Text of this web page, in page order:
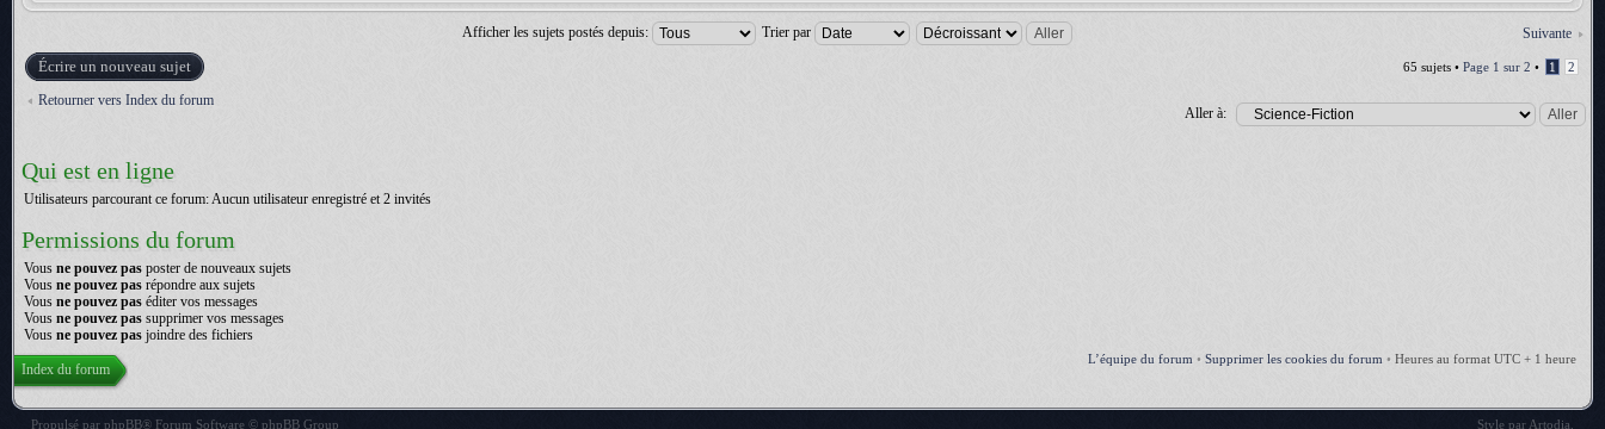
Suivante
Afficher les sujets postés depuis: Trier par
Écrire un nouveau sujet 65 sujets • Page 1 sur 2 • 1 2
Retourner vers Index du forum
Aller à:
Qui est en ligne
Utilisateurs parcourant ce forum: Aucun utilisateur enregistré et 2 invités
Permissions du forum
Vous ne pouvez pas poster de nouveaux sujets
Vous ne pouvez pas répondre aux sujets
Vous ne pouvez pas éditer vos messages
Vous ne pouvez pas supprimer vos messages
Vous ne pouvez pas joindre des fichiers
L’équipe du forum • Supprimer les cookies du forum • Heures au format UTC + 1 heure
Index du forum
Propulsé par phpBB® Forum Software © phpBB Group Style par Artodia